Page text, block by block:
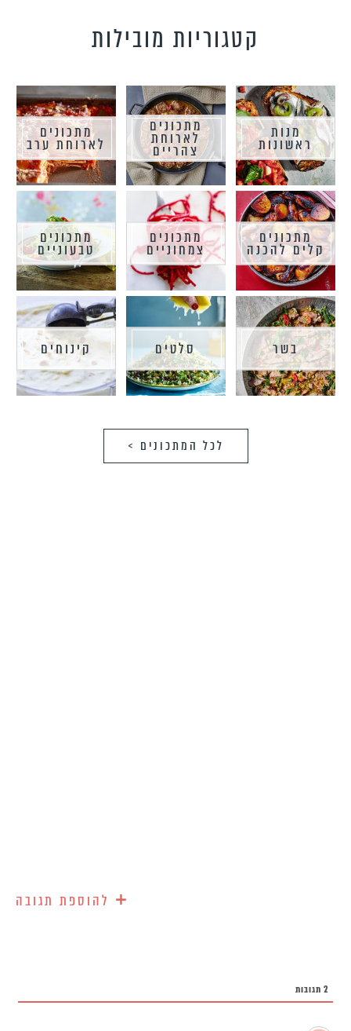
קטגוריות מובילות
מנות
ראשונות
מתכונים
לארוחת
צהריים
מתכונים
לארוחת ערב
מתכונים
קלים להכנה
מתכונים
צמחוניים
מתכונים
טבעוניים
בשר סלטים קינוחים
לכל המתכונים >
+ להוספת תגובה
2 תגובות